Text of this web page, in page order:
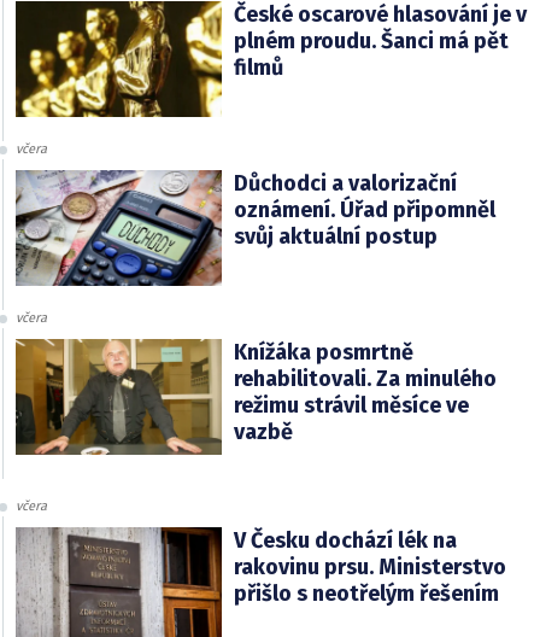
České oscarové hlasování je v
plném proudu. Šanci má pět
filmů
včera
Důchodci a valorizační
oznámení. Úřad připomněl
svůj aktuální postup
včera
Knížáka posmrtně
rehabilitovali. Za minulého
režimu strávil měsíce ve
vazbě
včera
V Česku dochází lék na
rakovinu prsu. Ministerstvo
přišlo s neotřelým řešením